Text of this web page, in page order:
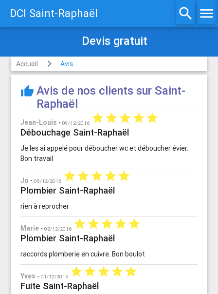
DCI Saint-Raphaël search menu
Devis gratuit
Accueil Avis
thumb_up Avis de nos clients sur Saint-
Raphaël
Jean-Louis -09/12/2016 starstarstarstarstar
Débouchage Saint-Raphaël
Je les ai appelé pour déboucher wc et déboucher évier.
Bon travail
Jo -05/12/2016 starstarstarstarstar
Plombier Saint-Raphaël
rien à reprocher
Marie -02/12/2016 starstarstarstarstar
Plombier Saint-Raphaël
raccords plomberie en cuivre. Bon boulot
Yves -01/12/2016 starstarstarstarstar
Fuite Saint-Raphaël